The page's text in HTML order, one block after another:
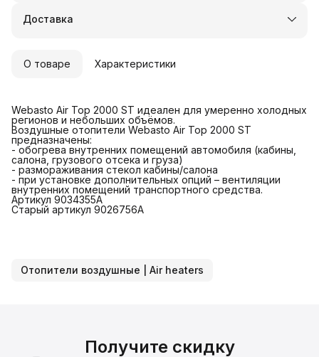
Удобный возврат
Доставка
О товаре Характеристики
Webasto Air Top 2000 ST идеален для умеренно холодных
регионов и небольших объёмов.
Воздушные отопители Webasto Air Top 2000 ST
предназначены:
- обогрева внутренних помещений автомобиля (кабины,
салона, грузового отсека и груза)
- размораживания стекол кабины/салона
- при установке дополнительных опций – вентиляции
внутренних помещений транспортного средства.
Артикул 9034355A
Старый артикул 9026756А
Отопители воздушные | Air heaters
Получите скидку